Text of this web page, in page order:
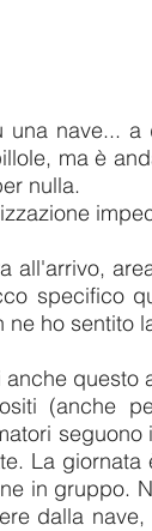
nave...
ma è
nulla.
all'arrivo,
specifico
ho sentito
anche questo
(anche
La
in gruppo.
dalla